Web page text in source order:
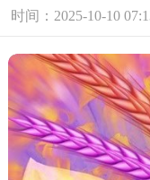
时间：2025-10-10